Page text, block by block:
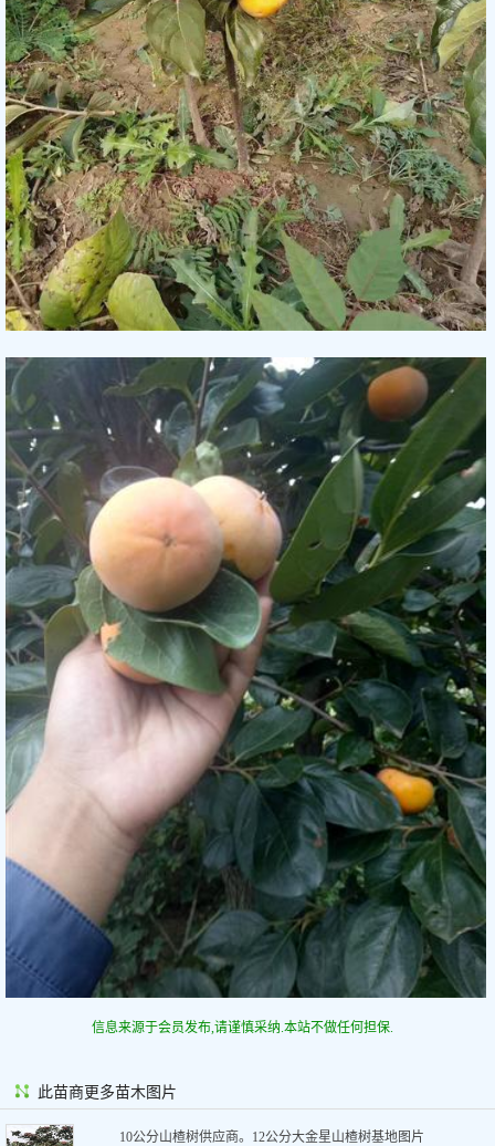
信息来源于会员发布,请谨慎采纳.本站不做任何担保.
此苗商更多苗木图片
10公分山楂树供应商。12公分大金星山楂树基地图片